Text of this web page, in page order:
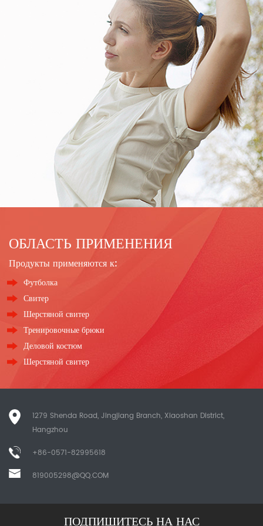
ОБЛАСТЬ ПРИМЕНЕНИЯ
Продукты применяются к:
Футболка
Свитер
Шерстяной свитер
Тренировочные брюки
Деловой костюм
Шерстяной свитер
1279 Shenda Road, Jingjiang Branch, Xiaoshan District,
Hangzhou
+86-0571-82995618
819005298@QQ.COM
ПОДПИШИТЕСЬ НА НАС